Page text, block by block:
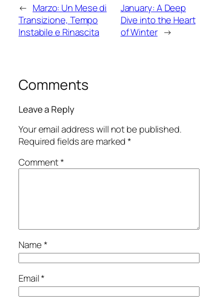
← Marzo: Un Mese di
Transizione, Tempo
Instabile e Rinascita
January: A Deep
Dive into the Heart
of Winter →
Comments
Leave a Reply
Your email address will not be published.
Required fields are marked*
Comment*
Name*
Email*